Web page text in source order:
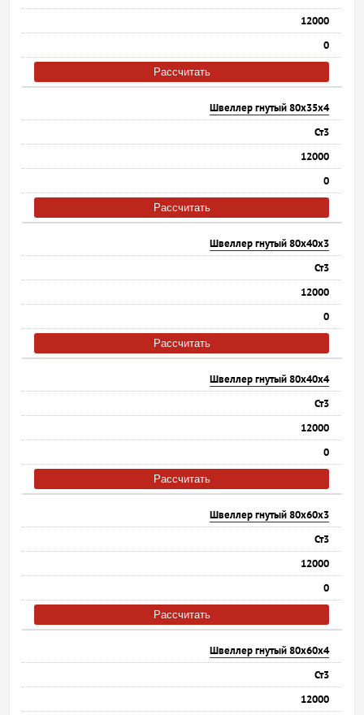
12000
0
Рассчитать
Швеллер гнутый 80х35х4
Ст3
12000
0
Рассчитать
Швеллер гнутый 80х40х3
Ст3
12000
0
Рассчитать
Швеллер гнутый 80х40х4
Ст3
12000
0
Рассчитать
Швеллер гнутый 80х60х3
Ст3
12000
0
Рассчитать
Швеллер гнутый 80х60х4
Ст3
12000